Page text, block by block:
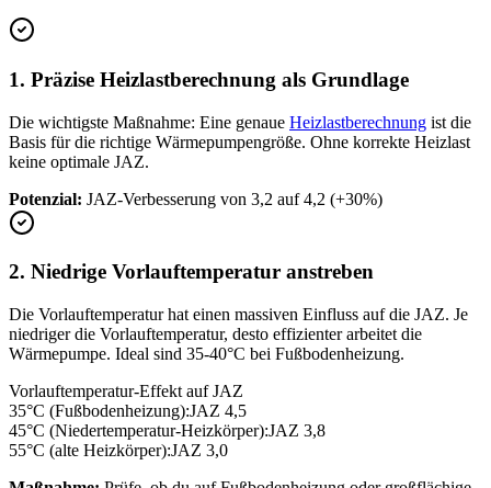
1. Präzise Heizlastberechnung als Grundlage
Die wichtigste Maßnahme: Eine genaue Heizlastberechnung ist die
Basis für die richtige Wärmepumpengröße. Ohne korrekte Heizlast
keine optimale JAZ.
Potenzial: JAZ-Verbesserung von 3,2 auf 4,2 (+30%)
2. Niedrige Vorlauftemperatur anstreben
Die Vorlauftemperatur hat einen massiven Einfluss auf die JAZ. Je
niedriger die Vorlauftemperatur, desto effizienter arbeitet die
Wärmepumpe. Ideal sind 35-40°C bei Fußbodenheizung.
Vorlauftemperatur-Effekt auf JAZ
35°C (Fußbodenheizung):JAZ 4,5
45°C (Niedertemperatur-Heizkörper):JAZ 3,8
55°C (alte Heizkörper):JAZ 3,0